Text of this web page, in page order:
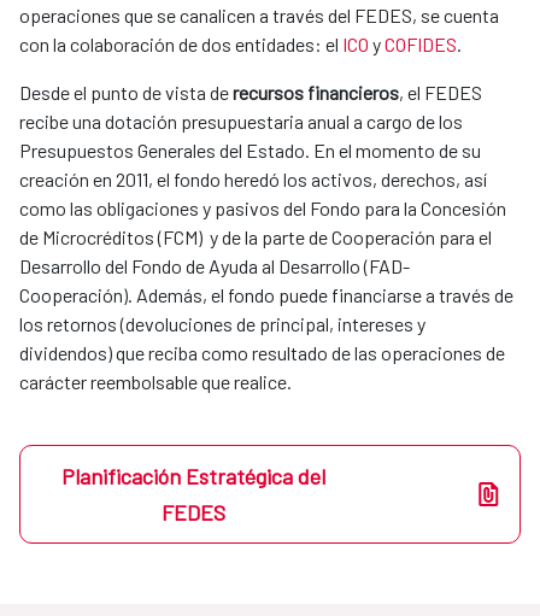
operaciones que se canalicen a través del FEDES, se cuenta
con la colaboración de dos entidades: el ICO yCOFIDES.
Desde el punto de vista derecursos financieros, el FEDES
recibe una dotación presupuestaria anual a cargo de los
Presupuestos Generales del Estado. En el momento de su
creación en 2011, el fondo heredó los activos, derechos, así
como las obligaciones y pasivos del Fondo para la Concesión
de Microcréditos (FCM) y de la parte de Cooperación para el
Desarrollo del Fondo de Ayuda al Desarrollo (FAD-
Cooperación). Además, el fondo puede financiarse a través de
los retornos (devoluciones de principal, intereses y
dividendos) que reciba como resultado de las operaciones de
carácter reembolsable que realice.
Planificación Estratégica del
FEDES